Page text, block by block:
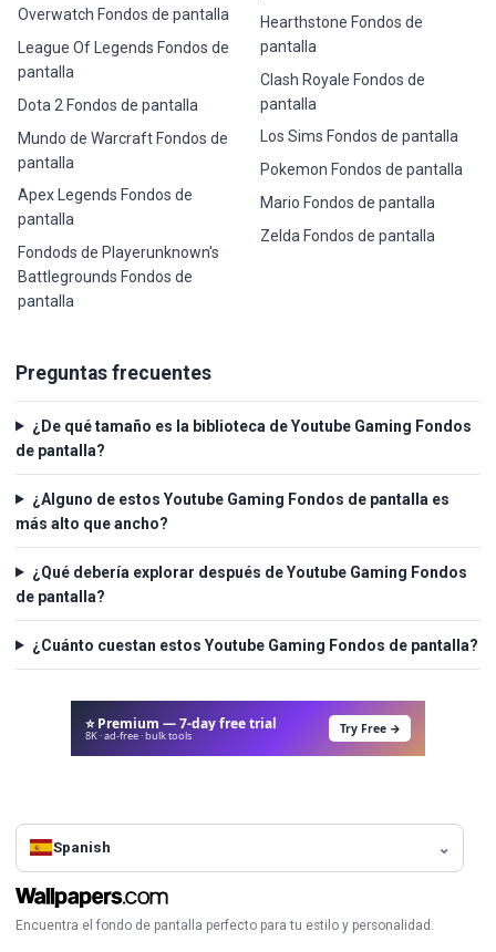
Overwatch Fondos de pantalla
League Of Legends Fondos de
pantalla
Dota 2 Fondos de pantalla
Mundo de Warcraft Fondos de
pantalla
Apex Legends Fondos de
pantalla
Fondods de Playerunknown's
Battlegrounds Fondos de
pantalla
Hearthstone Fondos de
pantalla
Clash Royale Fondos de
pantalla
Los Sims Fondos de pantalla
Pokemon Fondos de pantalla
Mario Fondos de pantalla
Zelda Fondos de pantalla
Preguntas frecuentes
¿De qué tamaño es la biblioteca de Youtube Gaming Fondos
de pantalla?
¿Alguno de estos Youtube Gaming Fondos de pantalla es
más alto que ancho?
¿Qué debería explorar después de Youtube Gaming Fondos
de pantalla?
¿Cuánto cuestan estos Youtube Gaming Fondos de pantalla?
⭐ Premium — 7-day free trial
8K · ad-free · bulk tools Try Free →
Spanish
Encuentra el fondo de pantalla perfecto para tu estilo y personalidad.